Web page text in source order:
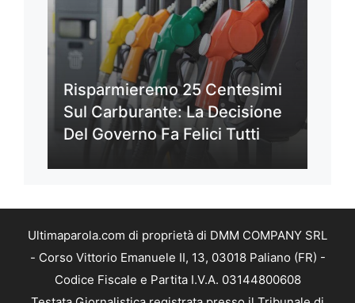
Risparmieremo 25 Centesimi
Sul Carburante: La Decisione
Del Governo Fa Felici Tutti
Ultimaparola.com di proprietà di DMM COMPANY SRL
- Corso Vittorio Emanuele II, 13, 03018 Paliano (FR) -
Codice Fiscale e Partita I.V.A. 03144800608